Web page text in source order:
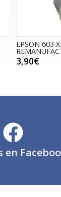
EPSON 603
3,90€
en